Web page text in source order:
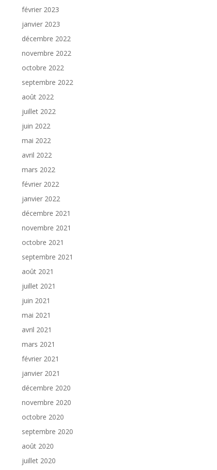
février 2023
janvier 2023
décembre 2022
novembre 2022
octobre 2022
septembre 2022
août 2022
juillet 2022
juin 2022
mai 2022
avril 2022
mars 2022
février 2022
janvier 2022
décembre 2021
novembre 2021
octobre 2021
septembre 2021
août 2021
juillet 2021
juin 2021
mai 2021
avril 2021
mars 2021
février 2021
janvier 2021
décembre 2020
novembre 2020
octobre 2020
septembre 2020
août 2020
juillet 2020